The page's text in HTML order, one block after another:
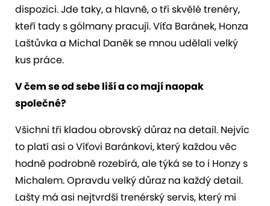
dispozici. Jde taky, a hlavně, o tři skvělé trenéry,
kteří tady s gólmany pracují. Víťa Baránek, Honza
Laštůvka a Michal Daněk se mnou udělali velký
kus práce.
V čem se od sebe liší a co mají naopak
společné?
Všichni tři kladou obrovský důraz na detail. Nejvíc
to platí asi o Víťovi Baránkovi, který každou věc
hodně podrobně rozebírá, ale týká se to i Honzy s
Michalem. Opravdu velký důraz na každý detail.
Lašty má asi nejtvrdší trenérský servis, který mi